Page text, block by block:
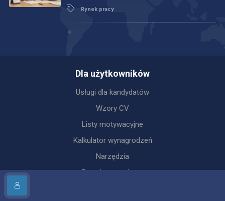
Rynek pracy
Dla użytkowników
Usługi dla kandydatów
Wzory CV
Listy motywacyjne
Kalkulator wynagrodzeń
Narzędzia
Porady zawodowe